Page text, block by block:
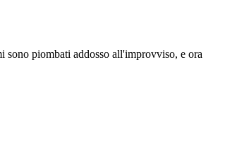
piombati addosso all'improvviso, e ora